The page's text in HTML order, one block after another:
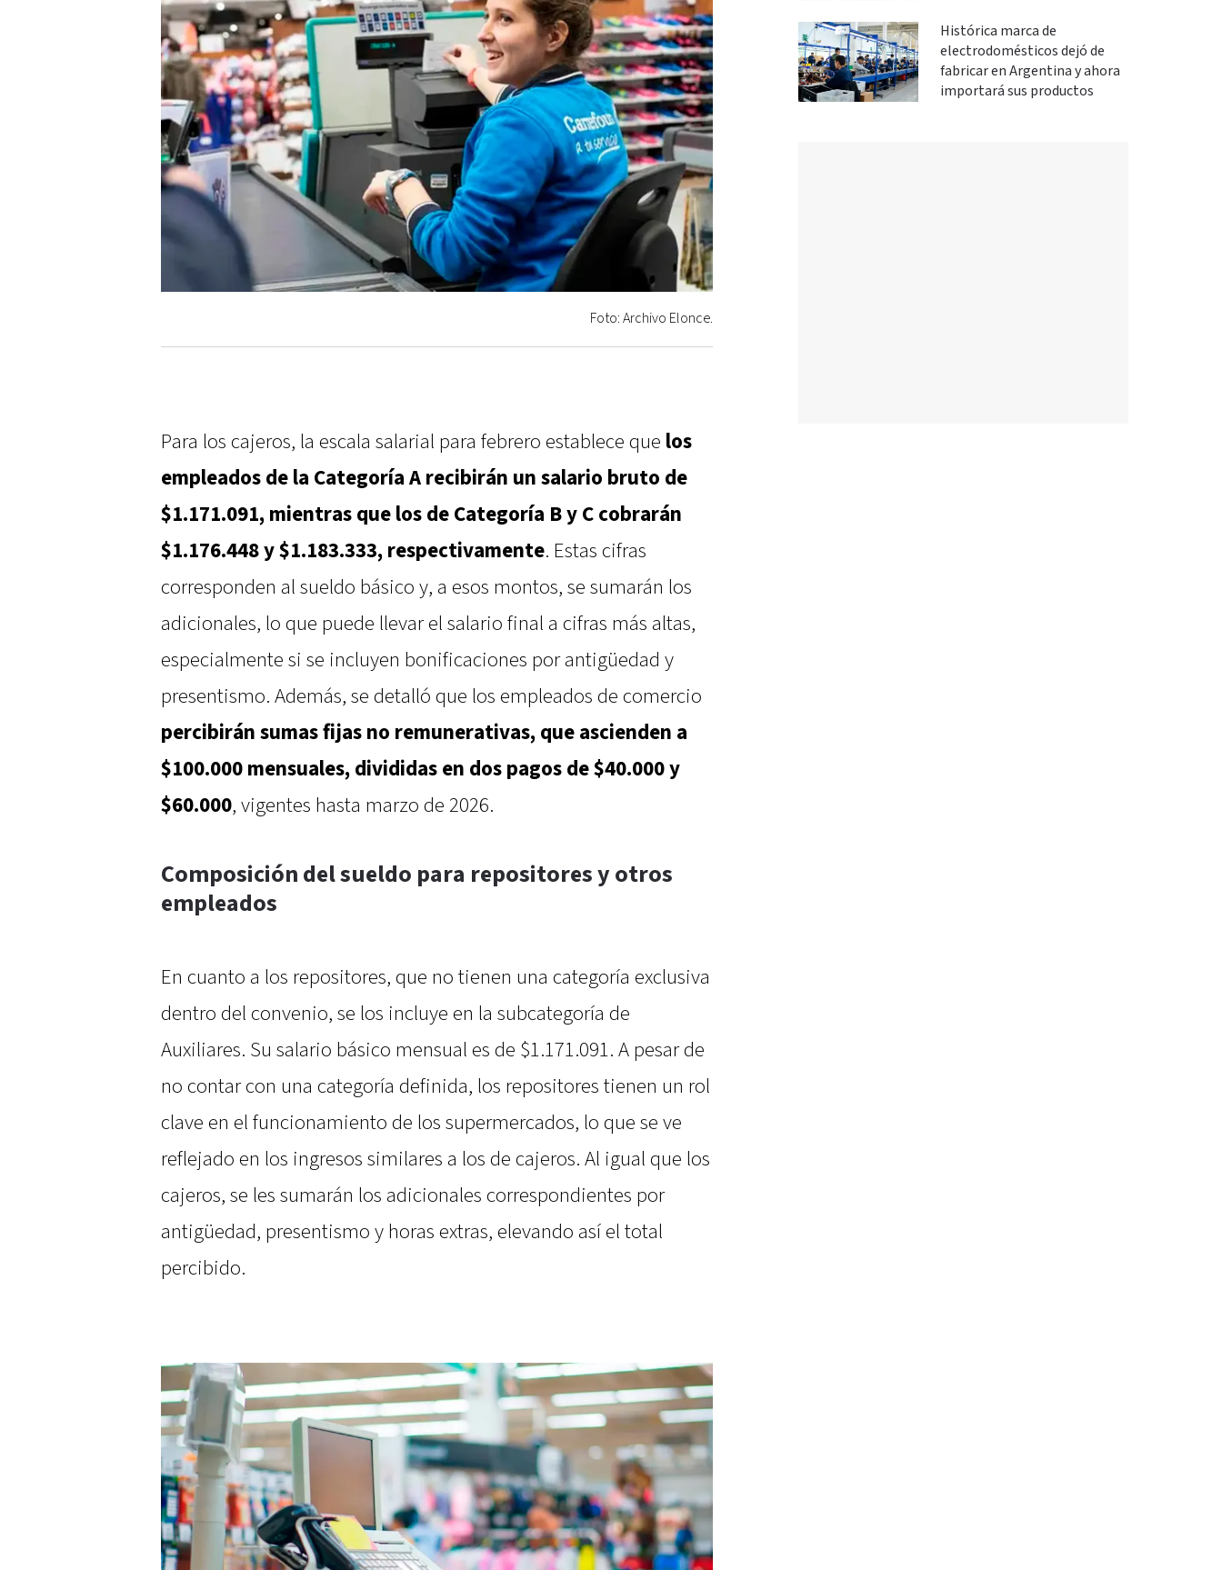
Foto: Archivo Elonce.
Para los cajeros, la escala salarial para febrero establece que los
empleados de la Categoría A recibirán un salario bruto de
$1.171.091, mientras que los de Categoría B y C cobrarán
$1.176.448 y $1.183.333, respectivamente. Estas cifras
corresponden al sueldo básico y, a esos montos, se sumarán los
adicionales, lo que puede llevar el salario final a cifras más altas,
especialmente si se incluyen bonificaciones por antigüedad y
presentismo. Además, se detalló que los empleados de comercio
percibirán sumas fijas no remunerativas, que ascienden a
$100.000 mensuales, divididas en dos pagos de $40.000 y
$60.000, vigentes hasta marzo de 2026.
Composición del sueldo para repositores y otros
empleados
En cuanto a los repositores, que no tienen una categoría exclusiva
dentro del convenio, se los incluye en la subcategoría de
Auxiliares. Su salario básico mensual es de $1.171.091. A pesar de
no contar con una categoría definida, los repositores tienen un rol
clave en el funcionamiento de los supermercados, lo que se ve
reflejado en los ingresos similares a los de cajeros. Al igual que los
cajeros, se les sumarán los adicionales correspondientes por
antigüedad, presentismo y horas extras, elevando así el total
percibido.
Histórica marca de
electrodomésticos dejó de
fabricar en Argentina y ahora
importará sus productos